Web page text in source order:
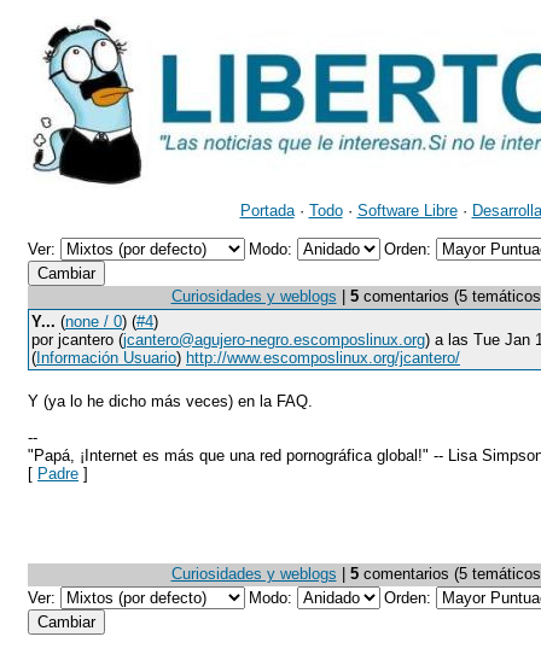
Portada· Todo· Software Libre·
Ver: Modo: Orden:
Curiosidades y weblogs 5comentarios (5
Y... (none / 0) (#4)
por jcantero (jcantero@agujero-negro.escomposlinux.org) a las Tue Jan
( Información Usuario) http://www.escomposlinux.org/jcantero/
Y (ya lo he dicho más veces) en la FAQ.
--
"Papá, ¡Internet es más que una red pornográfica global!" -- Lisa
[ Padre ]
Curiosidades y weblogs 5comentarios (5
Ver:
Modo: Orden: